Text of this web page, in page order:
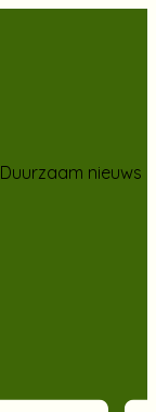
Duurzaam nieuws